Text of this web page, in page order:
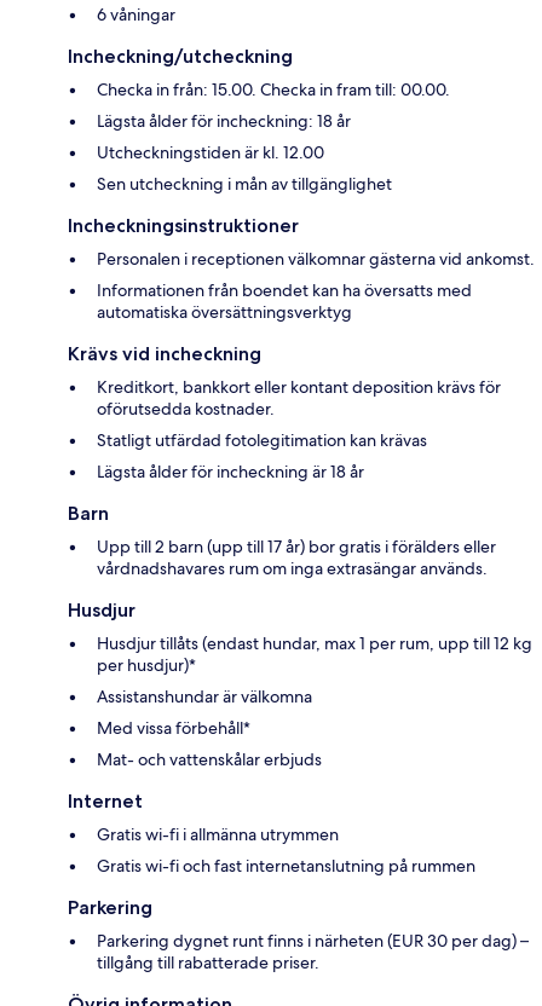
6 våningar
Incheckning/utcheckning
Checka in från: 15.00. Checka in fram till: 00.00.
Lägsta ålder för incheckning: 18 år
Utcheckningstiden är kl. 12.00
Sen utcheckning i mån av tillgänglighet
Incheckningsinstruktioner
Personalen i receptionen välkomnar gästerna vid ankomst.
Informationen från boendet kan ha översatts med
automatiska översättningsverktyg
Krävs vid incheckning
Kreditkort, bankkort eller kontant deposition krävs för
oförutsedda kostnader.
Statligt utfärdad fotolegitimation kan krävas
Lägsta ålder för incheckning är 18 år
Barn
Upp till 2 barn (upp till 17 år) bor gratis i förälders eller
vårdnadshavares rum om inga extrasängar används.
Husdjur
Husdjur tillåts (endast hundar, max 1 per rum, upp till 12 kg
per husdjur)*
Assistanshundar är välkomna
Med vissa förbehåll*
Mat- och vattenskålar erbjuds
Internet
Gratis wi-fi i allmänna utrymmen
Gratis wi-fi och fast internetanslutning på rummen
Parkering
Parkering dygnet runt finns i närheten (EUR 30 per dag) –
tillgång till rabatterade priser.